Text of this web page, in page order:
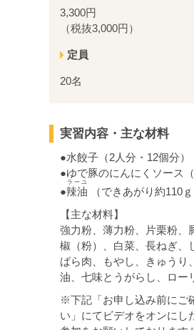
3,300円
（税抜3,000円）
定員
20名
実習内容・主な材料
●水餃子（2人分・12個分）
●ゆで豚のにんにくソース（
●辣油
ラーユ
（できあがり約110ｇ
【主な材料】
強力粉、薄力粉、片栗粉、
椒（粉）、白菜、長ねぎ、
ばら肉、もやし、きゅうり
油、七味とうがらし、ロー
※下記「お申し込み前にご
い」にてビデオをオンにし